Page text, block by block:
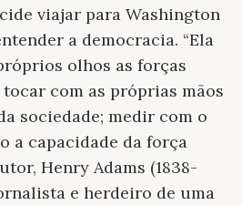
viajar para Washington
a democracia. “Ela
olhos as forças
com as próprias mãos
sociedade; medir com o
a capacidade da força
Henry Adams (1838-
e herdeiro de uma